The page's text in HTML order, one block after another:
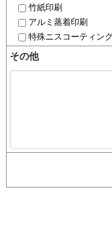
竹紙印刷
アルミ蒸着印刷
特殊ニスコーティン
その他